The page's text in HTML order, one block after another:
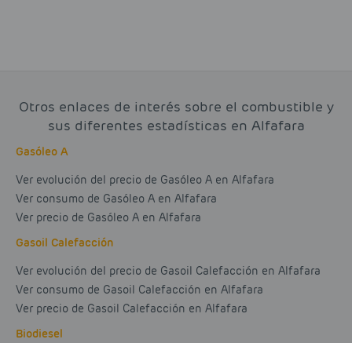
Otros enlaces de interés sobre el combustible y
sus diferentes estadísticas en Alfafara
Gasóleo A
Ver evolución del precio de Gasóleo A en Alfafara
Ver consumo de Gasóleo A en Alfafara
Ver precio de Gasóleo A en Alfafara
Gasoil Calefacción
Ver evolución del precio de Gasoil Calefacción en Alfafara
Ver consumo de Gasoil Calefacción en Alfafara
Ver precio de Gasoil Calefacción en Alfafara
Biodiesel